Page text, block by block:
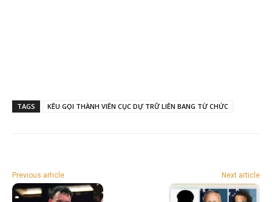
TAGS KÊU GỌI THÀNH VIÊN CỤC DỰ TRỮ LIÊN BANG TỪ CHỨC
Previous article Next article